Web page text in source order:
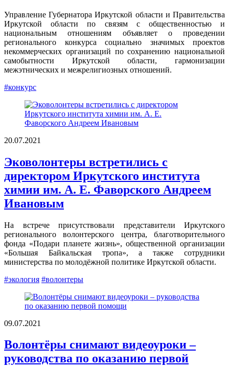
Управление Губернатора Иркутской области и Правительства
Иркутской области по связям с общественностью и
национальным отношениям объявляет о проведении
регионального конкурса социально значимых проектов
некоммерческих организаций по сохранению национальной
самобытности Иркутской области, гармонизации
межэтнических и межрелигиозных отношений.
#конкурс
20.07.2021
Эковолонтеры встретились с
директором Иркутского института
химии им. А. Е. Фаворского Андреем
Ивановым
На встрече присутствовали представители Иркутского
регионального волонтерского центра, благотворительного
фонда «Подари планете жизнь», общественной организации
«Большая Байкальская тропа», а также сотрудники
министерства по молодёжной политике Иркутской области.
#экология #волонтеры
09.07.2021
Волонтёры снимают видеоуроки –
руководства по оказанию первой